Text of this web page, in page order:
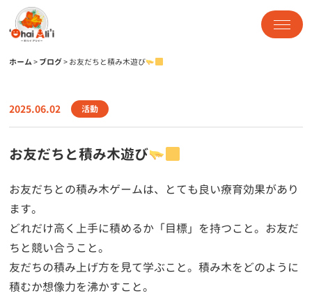
ホーム>ブログ>お友だちと積み木遊び
2025.06.02 活動
お友だちと積み木遊び
お友だちとの積み木ゲームは、とても良い療育効果があり
ます。
どれだけ高く上手に積めるか「目標」を持つこと。お友だ
ちと競い合うこと。
友だちの積み上げ方を見て学ぶこと。積み木をどのように
積むか想像力を沸かすこと。